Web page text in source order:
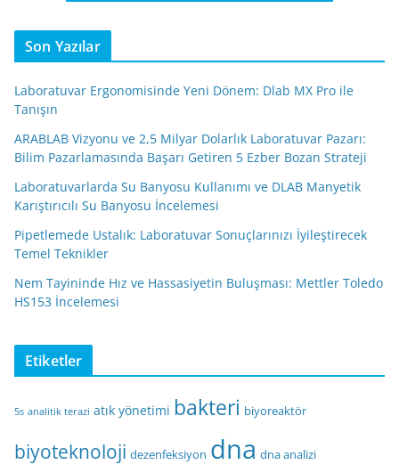
Son Yazılar
Laboratuvar Ergonomisinde Yeni Dönem: Dlab MX Pro ile
Tanışın
ARABLAB Vizyonu ve 2,5 Milyar Dolarlık Laboratuvar Pazarı:
Bilim Pazarlamasında Başarı Getiren 5 Ezber Bozan Strateji
Laboratuvarlarda Su Banyosu Kullanımı ve DLAB Manyetik
Karıştırıcılı Su Banyosu İncelemesi
Pipetlemede Ustalık: Laboratuvar Sonuçlarınızı İyileştirecek
Temel Teknikler
Nem Tayininde Hız ve Hassasiyetin Buluşması: Mettler Toledo
HS153 İncelemesi
Etiketler
5s analitik terazi atık yönetimi bakteri biyoreaktör
biyoteknoloji dezenfeksiyon dna dna analizi